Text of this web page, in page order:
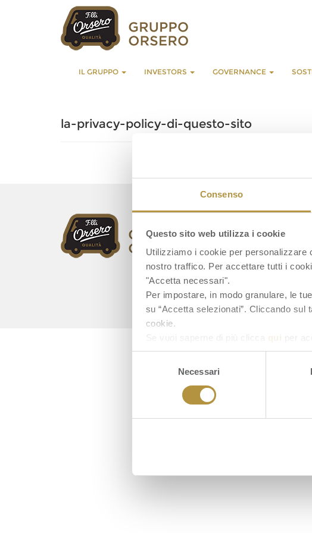
Consenso
Questo sito web utilizza i cookie
Utilizziamo i cookie per personalizzare
nostro traffico. Per accettare tutti i
"Accetta necessari".
Per impostare, in modo granulare, le
su “Accetta selezionati”. Cliccando sul
cookie.
Se vuoi saperne di più clicca
qui per
Necessari
IL GRUPPO INVESTORS GOVERNANCE
la-privacy-policy-di-questo-sito